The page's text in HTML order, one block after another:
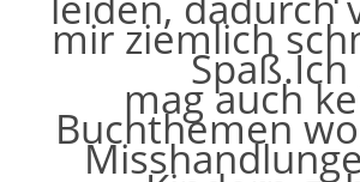
mir ziemlich
Spaß.Ich
mag auch
Buchthemen